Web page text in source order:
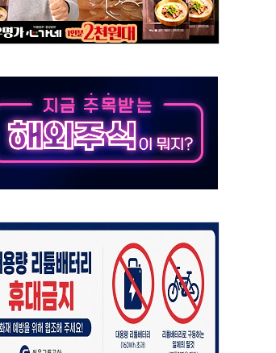
페널티' 22개 과제 손본다
망·1명 실종
포
연설서 신경전 고조
"·野 "졸속 국정"